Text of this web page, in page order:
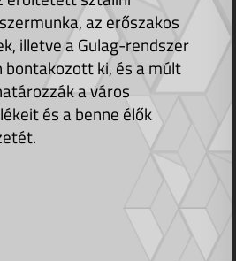
az erőszakos
illetve a Gulag-rendszer
bontakozott ki, és a múlt
a város
és a benne élők